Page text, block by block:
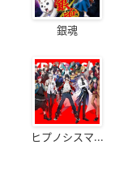
銀魂
ヒプノシスマ...